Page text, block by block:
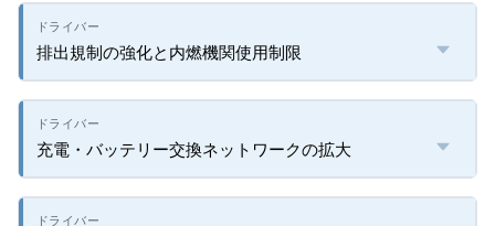
排出規制の強化と内燃機関使用制限
充電・バッテリー交換ネットワークの拡大